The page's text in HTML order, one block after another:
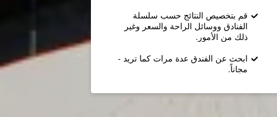
قم بتخصيص النتائج حسب سلسلة
الفنادق ووسائل الراحة والسعر وغير
ذلك من الأمور.
ابحث عن الفندق عدة مرات كما تريد -
مجاناً.